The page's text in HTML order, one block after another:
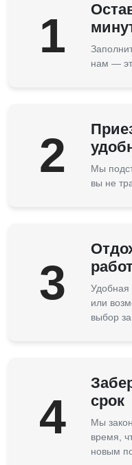
1
нам —
2
Мы
вы не
3
Удобная
или
выбор
4
срок
Мы
время,
новым